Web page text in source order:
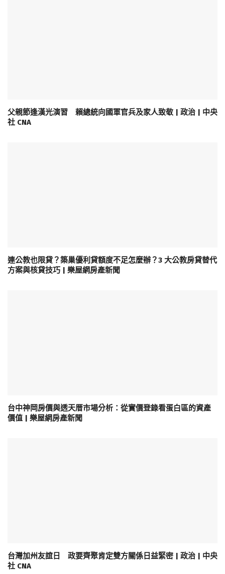
父親節逢漢光演習 賴總統向國軍官兵及家人致敬 | 政治 | 中央
社 CNA
連公教也限貸？築巢優利貸額度不足怎麼辦？3 大公教房貸替代
方案與核貸技巧 | 樂屋網房產新聞
台中神岡房價與透天厝市場分析：從實價登錄看蛋白區的資產
價值 | 樂屋網房產新聞
台灣加州友誼日 政要齊聚肯定雙方關係日益緊密 | 政治 | 中央
社 CNA